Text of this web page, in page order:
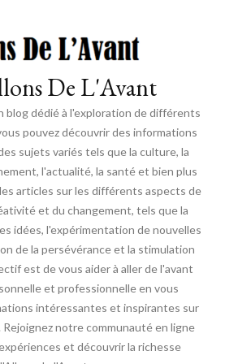
De L'Avant
blog dédié à l'exploration de différents
pouvez découvrir des informations
sujets variés tels que la culture, la
l'actualité, la santé et bien plus
articles sur les différents aspects de
et du changement, tels que la
idées, l'expérimentation de nouvelles
de la persévérance et la stimulation
est de vous aider à aller de l'avant
et professionnelle en vous
intéressantes et inspirantes sur
notre communauté en ligne
et découvrir la richesse